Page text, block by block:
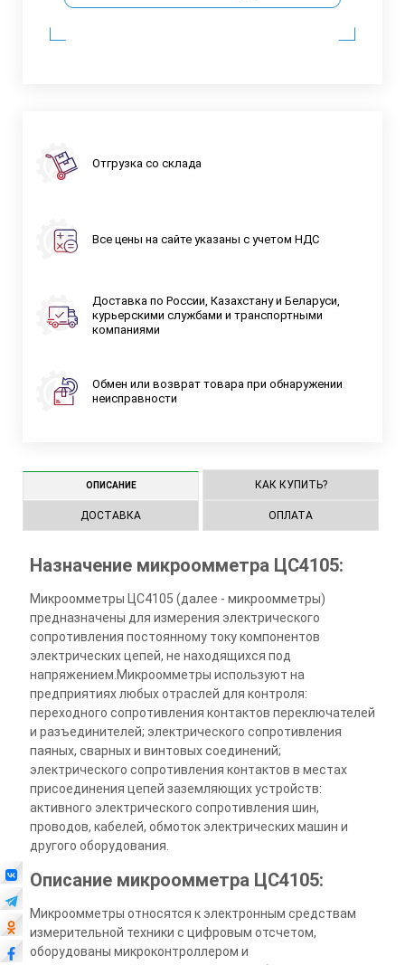
Отгрузка со склада
Все цены на сайте указаны с учетом НДС
Доставка по России, Казахстану и Беларуси,
курьерскими службами и транспортными
компаниями
Обмен или возврат товара при обнаружении
неисправности
ОПИСАНИЕ КАК КУПИТЬ?
ДОСТАВКА ОПЛАТА
Назначение микроомметра ЦС4105:
Микроомметры ЦС4105 (далее - микроомметры)
предназначены для измерения электрического
сопротивления постоянному току компонентов
электрических цепей, не находящихся под
напряжением.Микроомметры используют на
предприятиях любых отраслей для контроля:
переходного сопротивления контактов переключателей
и разъединителей; электрического сопротивления
паяных, сварных и винтовых соединений;
электрического сопротивления контактов в местах
присоединения цепей заземляющих устройств:
активного электрического сопротивления шин,
проводов, кабелей, обмоток электрических машин и
другого оборудования.
Описание микроомметра ЦС4105:
Микроомметры относятся к электронным средствам
измерительной техники с цифровым отсчетом,
оборудованы микроконтроллером и